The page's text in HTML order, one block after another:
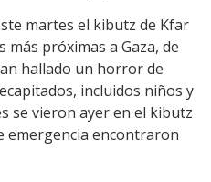
martes el kibutz de Kfar
más próximas a Gaza, de
hallado un horror de
incluidos niños y
se vieron ayer en el kibutz
emergencia encontraron